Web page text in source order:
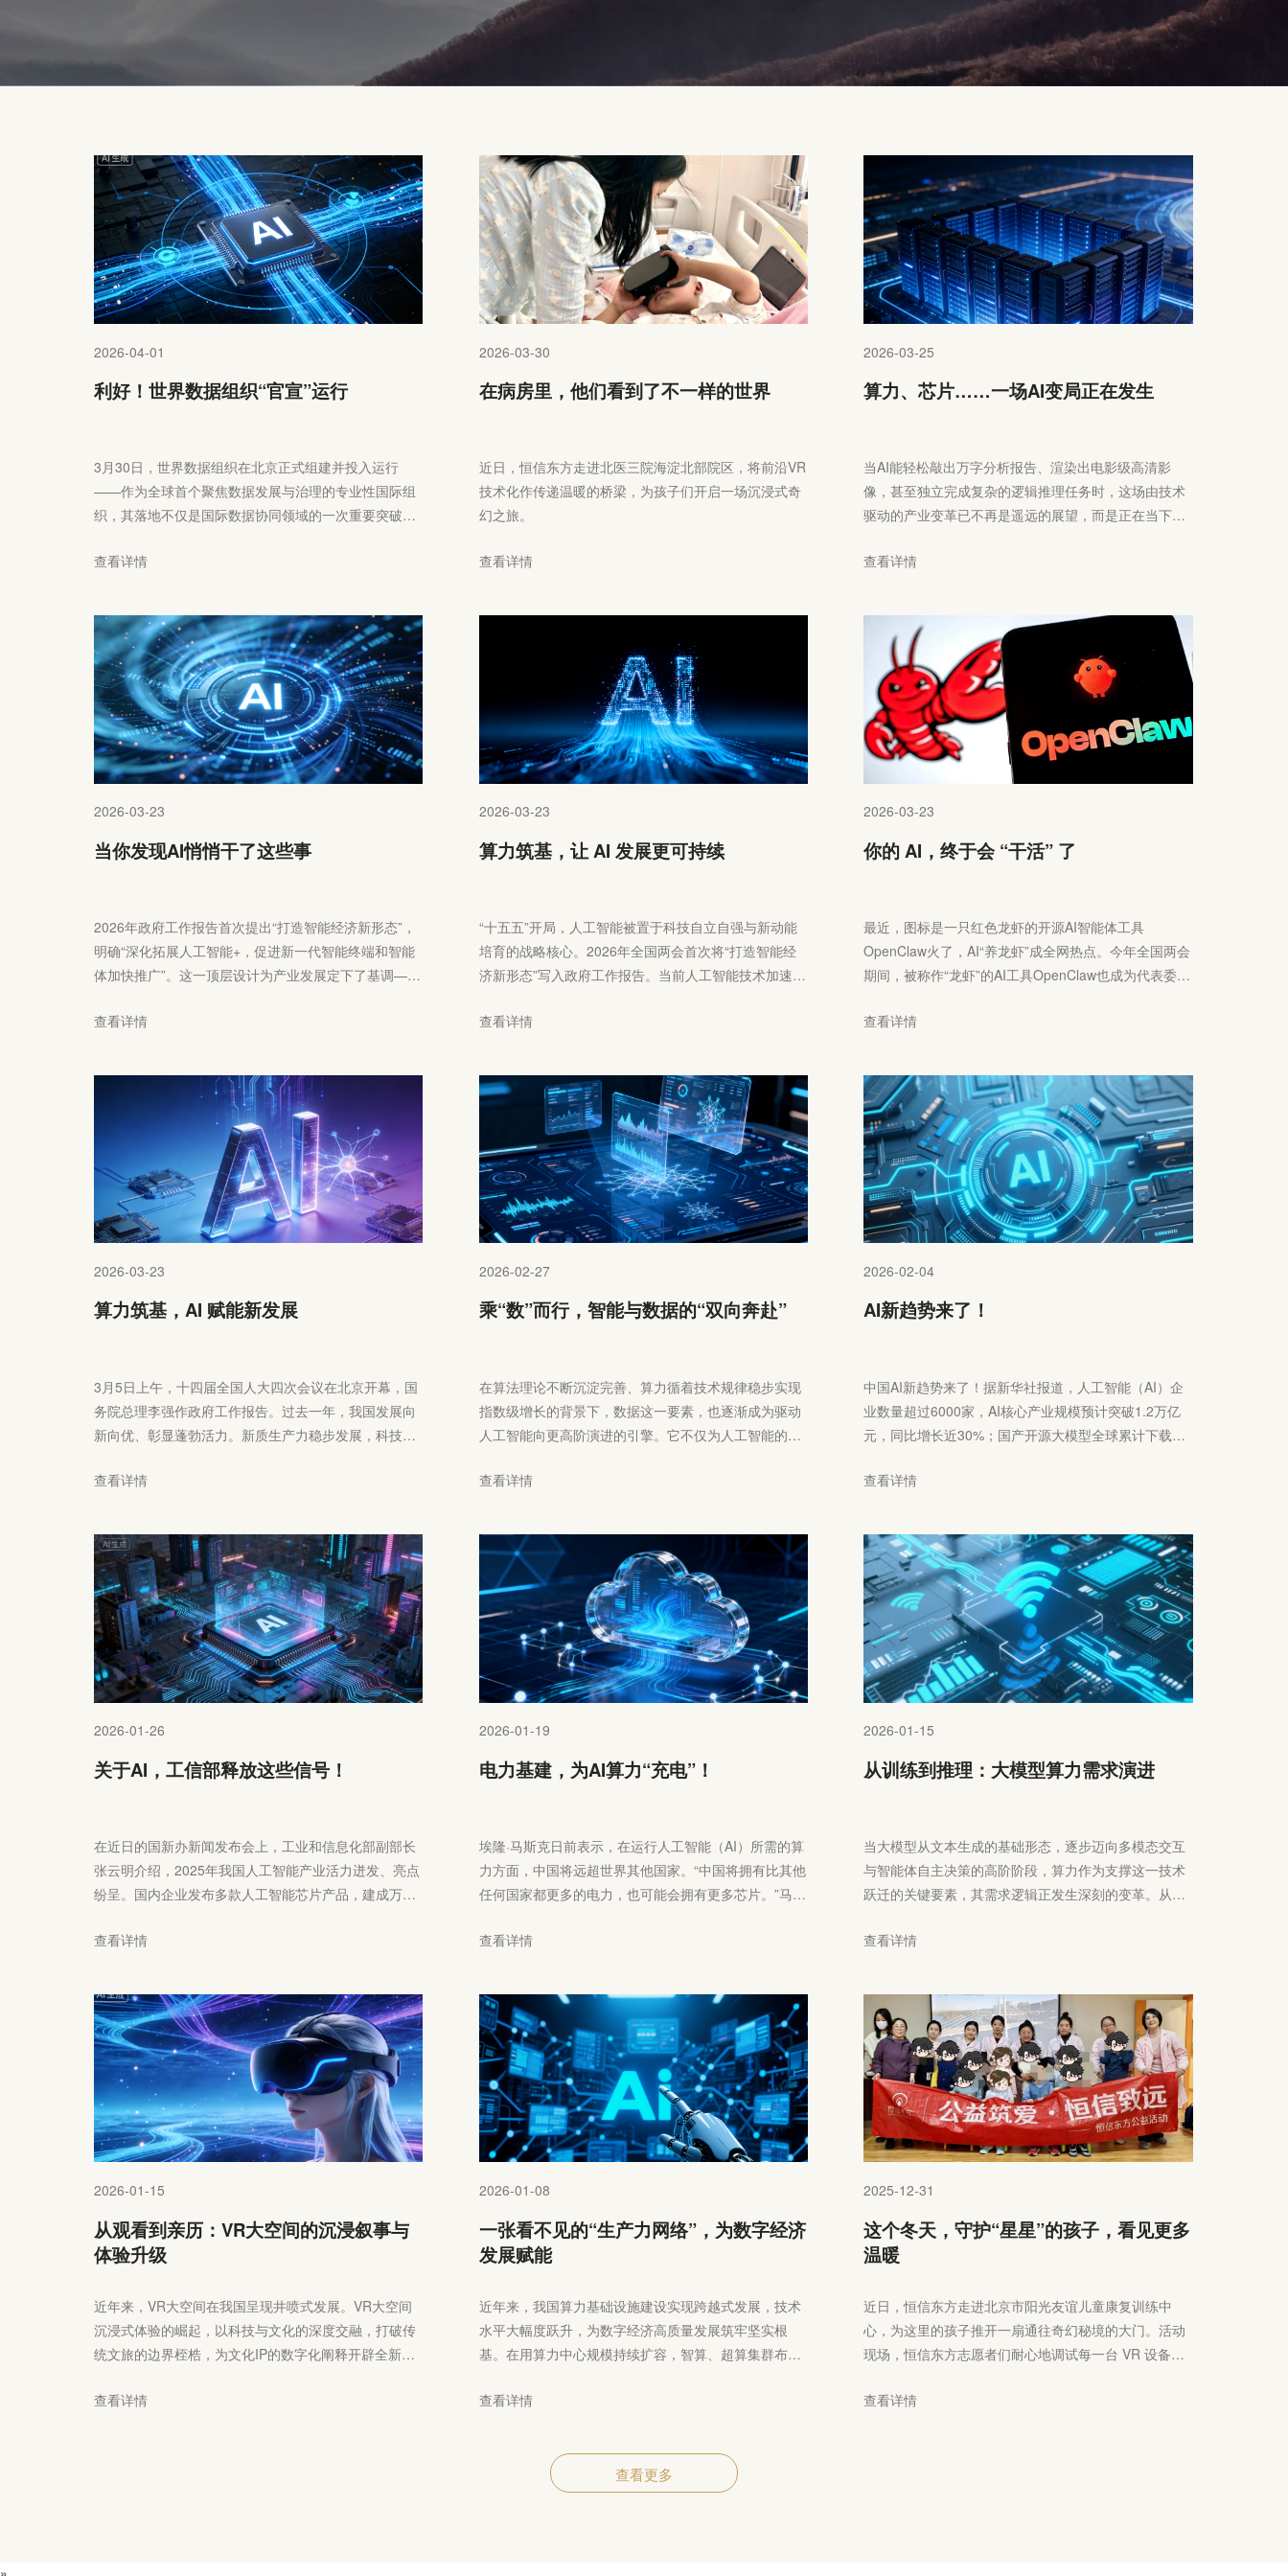
2026-04-01
利好！世界数据组织“官宣”运行
3月30日，世界数据组织在北京正式组建并投入运行
——作为全球首个聚焦数据发展与治理的专业性国际组
织，其落地不仅是国际数据协同领域的一次重要突破，
性、可协同性的规则体系。
查看详情
2026-03-30
在病房里，他们看到了不一样的世界
近日，恒信东方走进北医三院海淀北部院区，将前沿VR
技术化作传递温暖的桥梁，为孩子们开启一场沉浸式奇
幻之旅。
查看详情
2026-03-25
算力、芯片……一场AI变局正在发生
当AI能轻松敲出万字分析报告、渲染出电影级高清影
像，甚至独立完成复杂的逻辑推理任务时，这场由技术
驱动的产业变革已不再是遥远的展望，而是正在当下发
的持续升级、芯片的迭代突破，以及算电协同的深度融
查看详情
2026-03-23
当你发现AI悄悄干了这些事
2026年政府工作报告首次提出“打造智能经济新形态”，
明确“深化拓展人工智能+，促进新一代智能终端和智能
体加快推广”。这一顶层设计为产业发展定下了基调——
一。
查看详情
2026-03-23
算力筑基，让 AI 发展更可持续
“十五五”开局，人工智能被置于科技自立自强与新动能
培育的战略核心。2026年全国两会首次将“打造智能经
济新形态”写入政府工作报告。当前人工智能技术加速迭
深远的影响。作为支撑人工智能发展的基础设施和关键
查看详情
2026-03-23
你的 AI，终于会 “干活” 了
最近，图标是一只红色龙虾的开源AI智能体工具
OpenClaw火了，AI“养龙虾”成全网热点。今年全国两会
期间，被称作“龙虾”的AI工具OpenClaw也成为代表委员
内掀起如此热潮？
查看详情
2026-03-23
算力筑基，AI 赋能新发展
3月5日上午，十四届全国人大四次会议在北京开幕，国
务院总理李强作政府工作报告。过去一年，我国发展向
新向优、彰显蓬勃活力。新质生产力稳步发展，科技创
等研发应用走在世界前列，芯片自主研发有了新突破，
查看详情
2026-02-27
乘“数”而行，智能与数据的“双向奔赴”
在算法理论不断沉淀完善、算力循着技术规律稳步实现
指数级增长的背景下，数据这一要素，也逐渐成为驱动
人工智能向更高阶演进的引擎。它不仅为人工智能的运
核，让抽象的算法与算力得以转化为具备实际应用价值
查看详情
2026-02-04
AI新趋势来了！
中国AI新趋势来了！据新华社报道，人工智能（AI）企
业数量超过6000家，AI核心产业规模预计突破1.2万亿
元，同比增长近30%；国产开源大模型全球累计下载量
比达60%......这些数据勾勒出2025年中国AI发展的图
查看详情
2026-01-26
关于AI，工信部释放这些信号！
在近日的国新办新闻发布会上，工业和信息化部副部长
张云明介绍，2025年我国人工智能产业活力迸发、亮点
纷呈。国内企业发布多款人工智能芯片产品，建成万卡
质量数据集加速涌现，国内大模型引领全球开源生态。
施意见》为抓手，加快推动人工智能产业高质量发展。
抓好技术创新，加快突破训练芯片、异构算力等关键技
术。
查看详情
2026-01-19
电力基建，为AI算力“充电”！
埃隆·马斯克日前表示，在运行人工智能（AI）所需的算
力方面，中国将远超世界其他国家。“中国将拥有比其他
任何国家都更多的电力，也可能会拥有更多芯片。”马斯
趋势，中国在AI算力方面将远超世界其他国家。”马斯克
于算法或芯片性能，而在于扩大电力生产和供应的能
力。按照他的估计，到2026年，中国发电量可能会达到
美国的3倍，有能力支持耗能巨大的人工智能数据中
心。
查看详情
2026-01-15
从训练到推理：大模型算力需求演进
当大模型从文本生成的基础形态，逐步迈向多模态交互
与智能体自主决策的高阶阶段，算力作为支撑这一技术
跃迁的关键要素，其需求逻辑正发生深刻的变革。从模
精准效能优化，大模型全生命周期中的算力需求呈现出
是把握AI技术发展规律的关键，更是企业实现算力资源
高效配置的重要前提。
查看详情
2026-01-15
从观看到亲历：VR大空间的沉浸叙事与
体验升级
近年来，VR大空间在我国呈现井喷式发展。VR大空间
沉浸式体验的崛起，以科技与文化的深度交融，打破传
统文旅的边界桎梏，为文化IP的数字化阐释开辟全新维
赏”转向“沉浸式参与”，一场关乎文化传播与消费形态的
查看详情
2026-01-08
一张看不见的“生产力网络”，为数字经济
发展赋能
近年来，我国算力基础设施建设实现跨越式发展，技术
水平大幅度跃升，为数字经济高质量发展筑牢坚实根
基。在用算力中心规模持续扩容，智算、超算集群布局
元化算力供给体系。依托庞大的数字经济应用场景，我
色算力等关键领域构建起先发优势，为“算力一张网”建
设奠定了坚实基础，成为驱动全球数字经济发展的重要
查看详情
2025-12-31
这个冬天，守护“星星”的孩子，看见更多
温暖
近日，恒信东方走进北京市阳光友谊儿童康复训练中
心，为这里的孩子推开一扇通往奇幻秘境的大门。活动
现场，恒信东方志愿者们耐心地调试每一台 VR 设备，
导下，孩子们有序分组，当 VR 头显轻轻戴上，一个充
查看详情
查看更多